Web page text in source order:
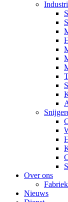
Over ons
Nieuws